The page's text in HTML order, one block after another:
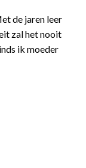
de jaren leer
zal het nooit
ik moeder